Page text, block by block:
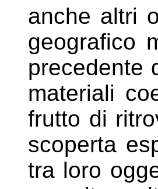
anche altri
geografico
precedente
materiali
frutto di
scoperta
tra loro